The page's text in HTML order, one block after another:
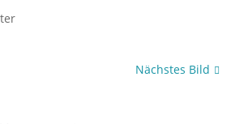
Nächstes Bild